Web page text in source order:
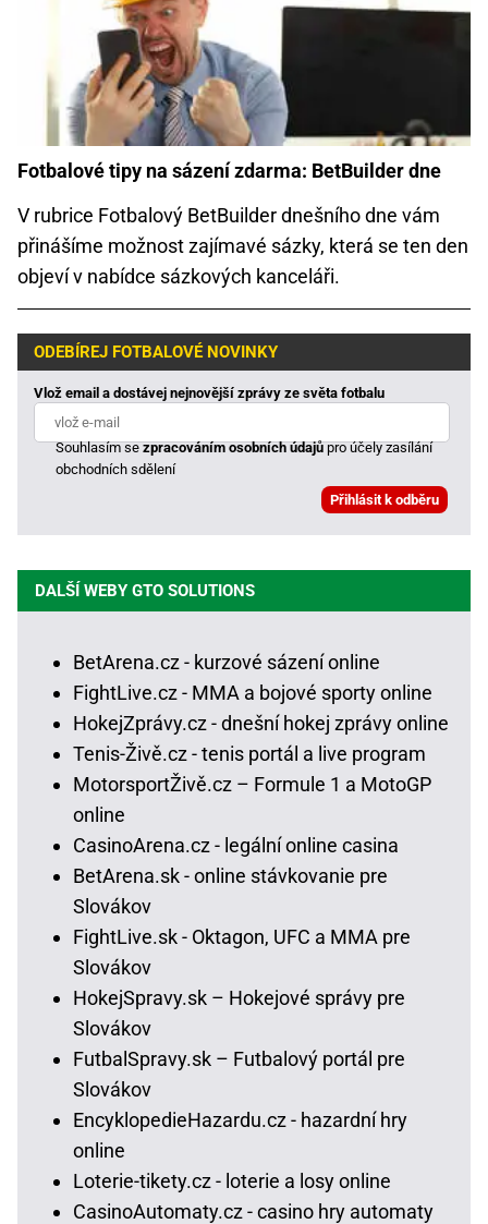
Fotbalové tipy na sázení zdarma: BetBuilder dne
V rubrice Fotbalový BetBuilder dnešního dne vám
přinášíme možnost zajímavé sázky, která se ten den
objeví v nabídce sázkových kanceláři.
ODEBÍREJ FOTBALOVÉ NOVINKY
Vlož email a dostávej nejnovější zprávy ze světa fotbalu
Souhlasím sezpracováním osobních údajůpro účely zasílání
obchodních sdělení
DALŠÍ WEBY GTO SOLUTIONS
BetArena.cz - kurzové sázení online
FightLive.cz - MMA a bojové sporty online
HokejZprávy.cz - dnešní hokej zprávy online
Tenis-Živě.cz - tenis portál a live program
MotorsportŽivě.cz – Formule 1 a MotoGP
online
CasinoArena.cz - legální online casina
BetArena.sk - online stávkovanie pre
Slovákov
FightLive.sk - Oktagon, UFC a MMA pre
Slovákov
HokejSpravy.sk – Hokejové správy pre
Slovákov
FutbalSpravy.sk – Futbalový portál pre
Slovákov
EncyklopedieHazardu.cz - hazardní hry
online
Loterie-tikety.cz - loterie a losy online
CasinoAutomaty.cz - casino hry automaty